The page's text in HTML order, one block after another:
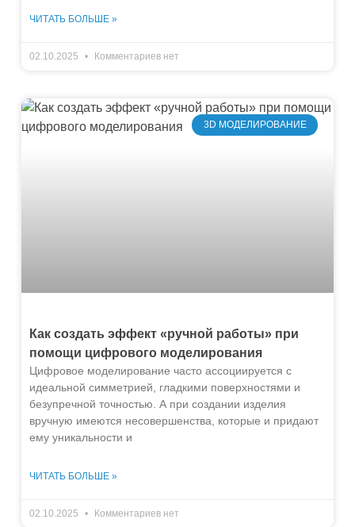
ЧИТАТЬ БОЛЬШЕ »
02.10.2025 Комментариев нет
3D МОДЕЛИРОВАНИЕ
Как создать эффект «ручной работы» при
помощи цифрового моделирования
Цифровое моделирование часто ассоциируется с
идеальной симметрией, гладкими поверхностями и
безупречной точностью. А при создании изделия
вручную имеются несовершенства, которые и придают
ему уникальности и
ЧИТАТЬ БОЛЬШЕ »
02.10.2025 Комментариев нет